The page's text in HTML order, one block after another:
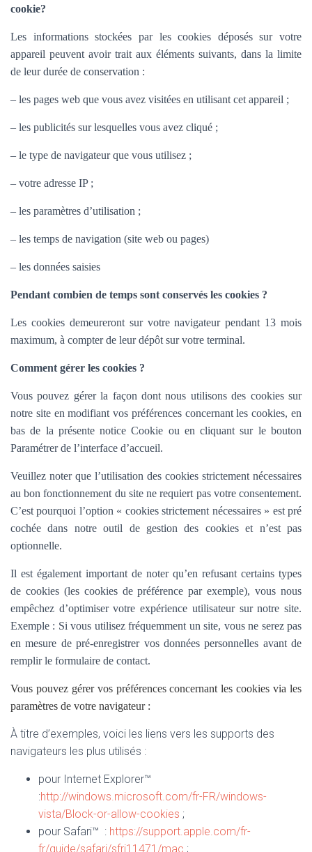
cookie?
Les informations stockées par les cookies déposés sur votre
appareil peuvent avoir trait aux éléments suivants, dans la limite
de leur durée de conservation :
– les pages web que vous avez visitées en utilisant cet appareil ;
– les publicités sur lesquelles vous avez cliqué ;
– le type de navigateur que vous utilisez ;
– votre adresse IP ;
– les paramètres d’utilisation ;
– les temps de navigation (site web ou pages)
– les données saisies
Pendant combien de temps sont conservés les cookies ?
Les cookies demeureront sur votre navigateur pendant 13 mois
maximum, à compter de leur dépôt sur votre terminal.
Comment gérer les cookies ?
Vous pouvez gérer la façon dont nous utilisons des cookies sur
notre site en modifiant vos préférences concernant les cookies, en
bas de la présente notice Cookie ou en cliquant sur le bouton
Paramétrer de l’interface d’accueil.
Veuillez noter que l’utilisation des cookies strictement nécessaires
au bon fonctionnement du site ne requiert pas votre consentement.
C’est pourquoi l’option « cookies strictement nécessaires » est pré
cochée dans notre outil de gestion des cookies et n’est pas
optionnelle.
Il est également important de noter qu’en refusant certains types
de cookies (les cookies de préférence par exemple), vous nous
empêchez d’optimiser votre expérience utilisateur sur notre site.
Exemple : Si vous utilisez fréquemment un site, vous ne serez pas
en mesure de pré-enregistrer vos données personnelles avant de
remplir le formulaire de contact.
Vous pouvez gérer vos préférences concernant les cookies via les
paramètres de votre navigateur :
À titre d’exemples, voici les liens vers les supports des
navigateurs les plus utilisés :
pour Internet Explorer™
:http://windows.microsoft.com/fr-FR/windows-
vista/Block-or-allow-cookies ;
pour Safari™ : https://support.apple.com/fr-
fr/guide/safari/sfri11471/mac ;